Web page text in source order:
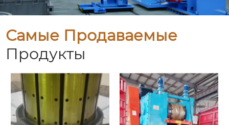
Самые Продаваемые
Продукты